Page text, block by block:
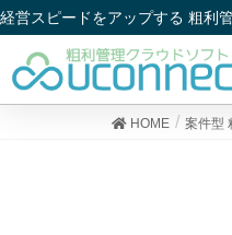
経営スピードをアップする 粗利
HOME 案件型